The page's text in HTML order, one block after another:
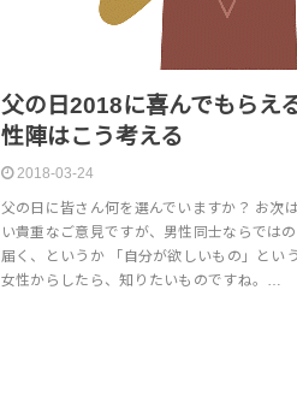
父の日2018に喜んでもらえ
性陣はこう考える
2018-03-24
父の日に皆さん何を選んでいますか？ お次
い貴重なご意見ですが、男性同士ならでは
届く、というか 「自分が欲しいもの」とい
女性からしたら、知りたいものですね。…